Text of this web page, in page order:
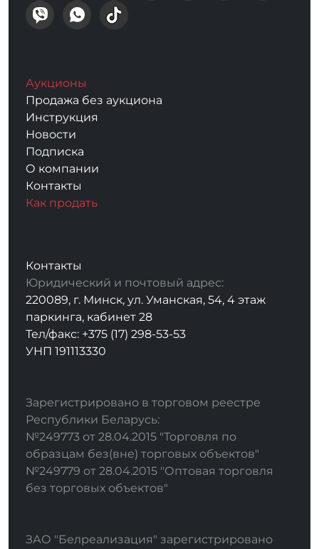
Аукционы
Продажа без аукциона
Инструкция
Новости
Подписка
О компании
Контакты
Как продать
Контакты
Юридический и почтовый адрес:
220089, г. Минск, ул. Уманская, 54, 4 этаж
паркинга, кабинет 28
Тел/факс: +375 (17) 298-53-53
УНП 191113330
Зарегистрировано в торговом реестре
Республики Беларусь:
№249773 от 28.04.2015 "Торговля по
образцам без(вне) торговых объектов"
№249779 от 28.04.2015 "Оптовая торговля
без торговых объектов"
ЗАО "Белреализация" зарегистрировано